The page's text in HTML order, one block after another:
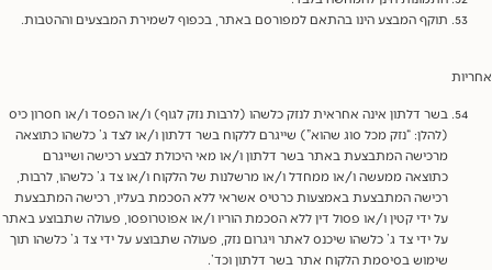
תוקף המבצע הינו בהתאם למפורסם באתר, בכפוף לשמירת המבצעים וההטבות.
בשר דלתון אינה אחראית לנזק כלשהו (לרבות נזק לגוף) ו/או הפסד ו/או חסרון כיס
(להלן: “נזק מכל סוג שהוא”) שייגרם ללקוח בשר דלתון ו/או לצד ג’ כלשהו כתוצאה
מרכישה המתבצעת באתר בשר דלתון ו/או מאי היכולת לבצע רכישה ושייגרם
כתוצאה ממעשה ו/או ממחדל ו/או מרשלנות של הלקוח ו/או צד ג’ כלשהו, לרבות,
רכישה המתבצעת באמצעות כרטיס אשראי ללא הסכמת בעליו, רכישה המתבצעת
על ידי קטין ו/או פסול דין ללא הסכמת הוריו ו/או אפוטרופסו, פעולה שתבוצע באתר
על ידי צד ג’ כלשהו שיכנס לאתר ויגרום נזק, פעולה שתבוצע על ידי צד ג’ כלשהו תוך
שימוש בסיסמת הלקוח אתר בשר דלתון וכד’.